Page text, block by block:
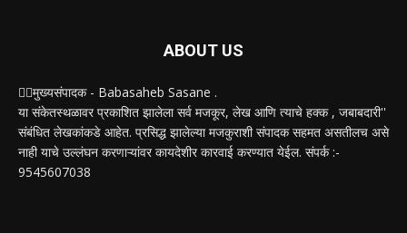
ABOUT US
✍🏻मुख्यसंपादक - Babasaheb Sasane .
या संकेतस्थळावर प्रकाशित झालेला सर्व मजकूर, लेख आणि त्याचे हक्क , जबाबदारी''
संबंधित लेखकांकडे आहेत. प्रसिद्ध झालेल्या मजकुराशी संपादक सहमत असतीलच असे
नाही याचे उल्लंघन करणाऱ्यांवर कायदेशीर कारवाई करण्यात येईल. संपर्क :-
9545607038